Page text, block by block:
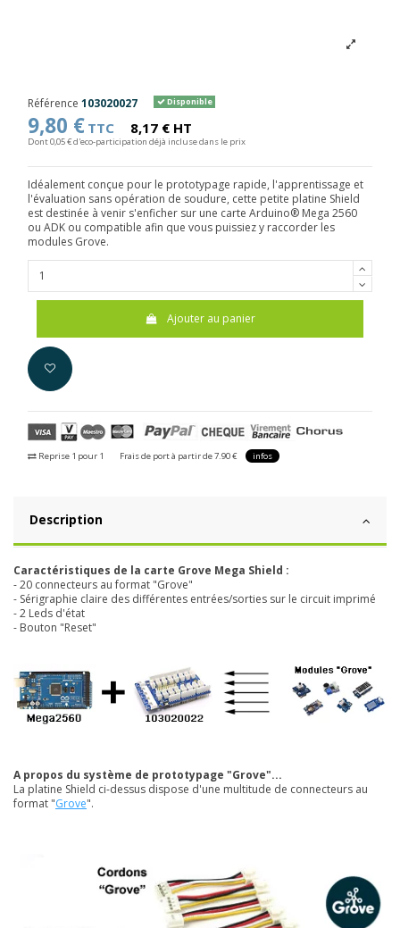
Référence 103020027 Disponible
9,80 € TTC 8,17 € HT
Dont 0,05 € d'eco-participation déjà incluse dans le prix
Idéalement conçue pour le prototypage rapide, l'apprentissage et
l'évaluation sans opération de soudure, cette petite platine Shield
est destinée à venir s'enficher sur une carte Arduino® Mega 2560
ou ADK ou compatible afin que vous puissiez y raccorder les
modules Grove.
Ajouter au panier
Reprise 1 pour 1 Frais de port à partir de 7.90 € infos
Description
Caractéristiques de la carte Grove Mega Shield :
- 20 connecteurs au format "Grove"
- Sérigraphie claire des différentes entrées/sorties sur le circuit imprimé
- 2 Leds d'état
- Bouton "Reset"
A propos du système de prototypage "Grove"...
La platine Shield ci-dessus dispose d'une multitude de connecteurs au
format "Grove".